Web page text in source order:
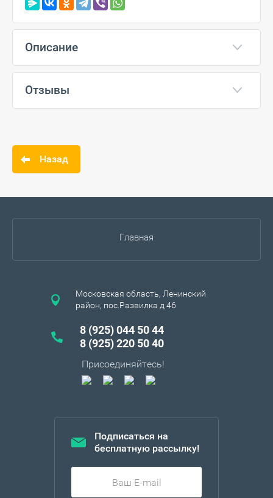
Описание
Отзывы
Назад
Главная
Московская область, Ленинский
район, пос.Развилка д 46
8 (925) 044 50 44
8 (925) 220 50 40
Присоединяйтесь!
Подписаться на
бесплатную рассылку!